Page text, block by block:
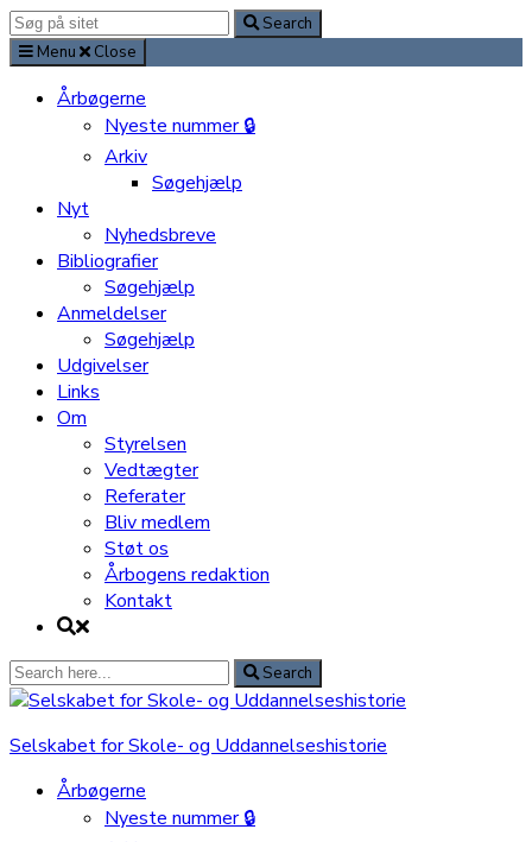
Search
for:
Search
Menu
Close
Årbøgerne
Nyeste nummer 🔒
Arkiv
Søgehjælp
Nyt
Nyhedsbreve
Bibliografier
Søgehjælp
Anmeldelser
Søgehjælp
Udgivelser
Links
Om
Styrelsen
Vedtægter
Referater
Bliv medlem
Støt os
Årbogens redaktion
Kontakt
Search
for:
Search
Selskabet for Skole- og Uddannelseshistorie
Årbøgerne
Nyeste nummer 🔒